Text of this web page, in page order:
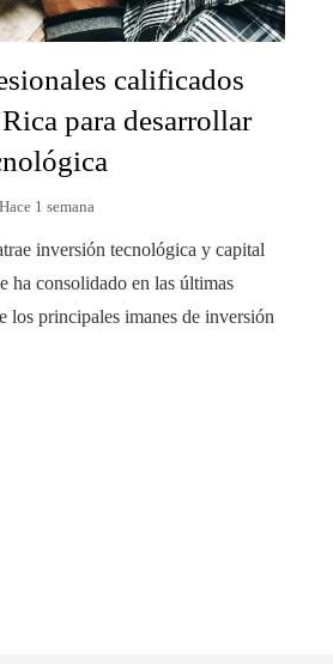
calificados
para desarrollar
Hace 1 semana
inversión tecnológica y capital
ha consolidado en las últimas
los principales imanes de inversión